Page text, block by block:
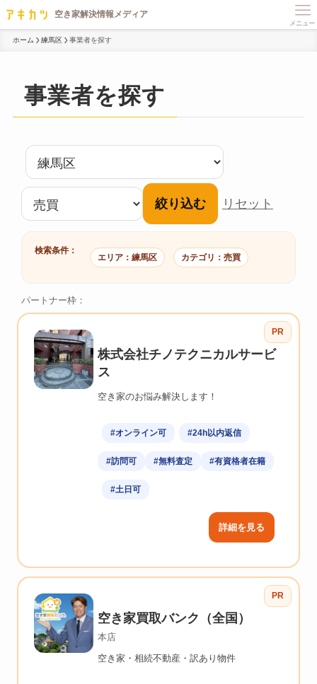
メニュー
ホーム 練馬区 事業者を探す
事業者を探す
絞り込む リセット
検索条件：
エリア：練馬区 カテゴリ：売買
パートナー枠：
PR
株式会社チノテクニカルサービ
ス
空き家のお悩み解決します！
#オンライン可 #24h以内返信
#訪問可 #無料査定 #有資格者在籍
#土日可
詳細を見る
PR
空き家買取バンク（全国）
本店
空き家・相続不動産・訳あり物件